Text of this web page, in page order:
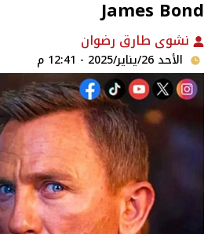
James Bond
نشوى طارق رضوان
الأحد 26/يناير/2025 - 12:41 م